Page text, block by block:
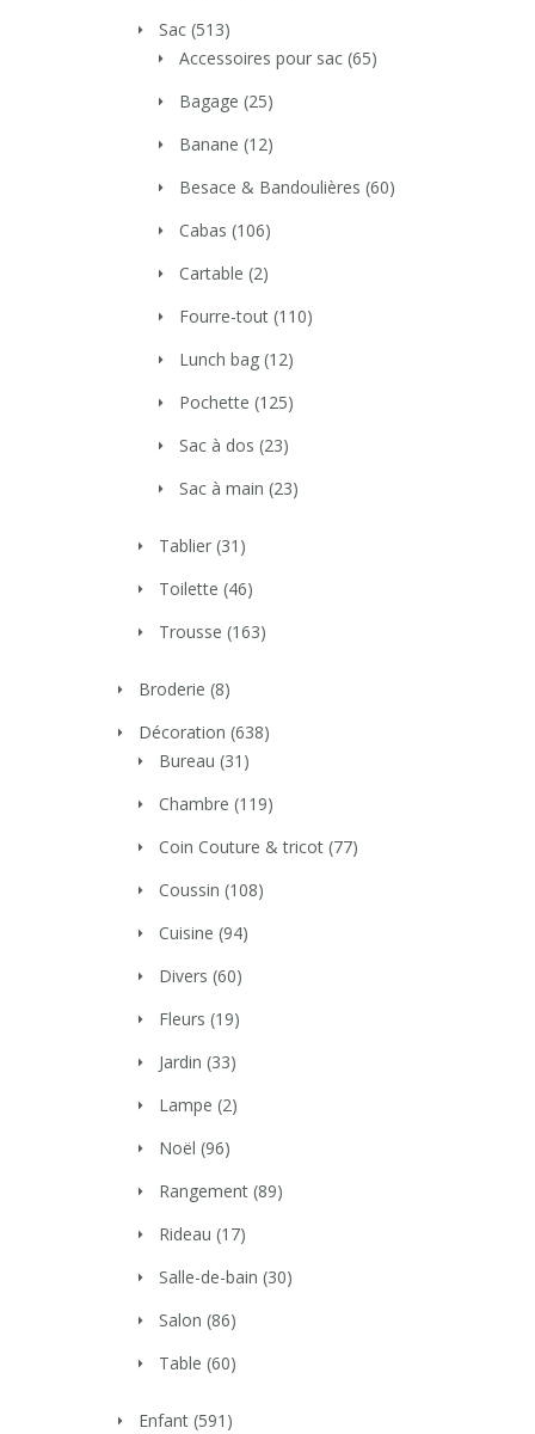
Sac (513)
Accessoires pour sac (65)
Bagage (25)
Banane (12)
Besace & Bandoulières (60)
Cabas (106)
Cartable (2)
Fourre-tout (110)
Lunch bag (12)
Pochette (125)
Sac à dos (23)
Sac à main (23)
Tablier (31)
Toilette (46)
Trousse (163)
Broderie (8)
Décoration (638)
Bureau (31)
Chambre (119)
Coin Couture & tricot (77)
Coussin (108)
Cuisine (94)
Divers (60)
Fleurs (19)
Jardin (33)
Lampe (2)
Noël (96)
Rangement (89)
Rideau (17)
Salle-de-bain (30)
Salon (86)
Table (60)
Enfant (591)